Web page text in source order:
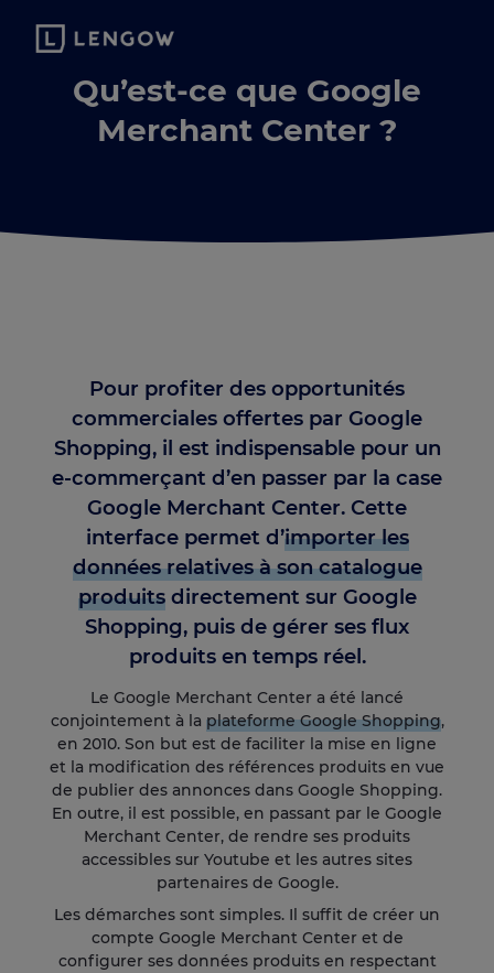
Qu’est-ce que Google
Merchant Center ?
Pour profiter des opportunités
commerciales offertes par Google
Shopping, il est indispensable pour un
e-commerçant d’en passer par la case
Google Merchant Center. Cette
interface permet d’importer les
données relatives à son catalogue
produitsdirectement sur Google
Shopping, puis de gérer ses flux
produits en temps réel.
Le Google Merchant Center a été lancé
conjointement à la plateforme Google Shopping,
en 2010. Son but est de faciliter la mise en ligne
et la modification des références produits en vue
de publier des annonces dans Google Shopping.
En outre, il est possible, en passant par le Google
Merchant Center, de rendre ses produits
accessibles sur Youtube et les autres sites
partenaires de Google.
Les démarches sont simples. Il suffit de créer un
compte Google Merchant Center et de
configurer ses données produits en respectant